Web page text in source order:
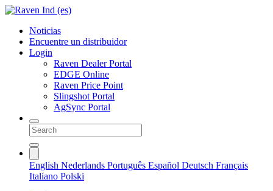
Noticias
Encuentre un distribuidor
Login
Raven Dealer Portal
EDGE Online
Raven Price Point
Slingshot Portal
AgSync Portal
English Nederlands Português Español Deutsch Français
Italiano Polski